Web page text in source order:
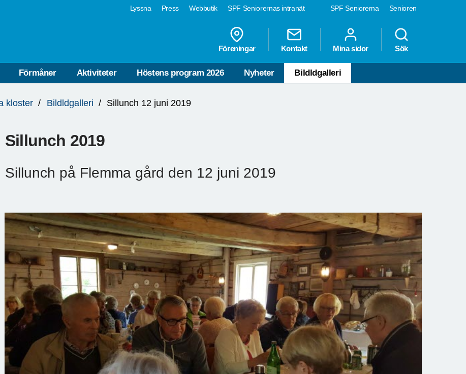
SPF Seniorerna Senioren
Lyssna Press Webbutik SPF Seniorernas intranät
Föreningar Kontakt Mina sidor Sök
Förmåner Aktiviteter Höstens program 2026 Nyheter Bildldgalleri
kloster Bildldgalleri Sillunch 12 juni 2019
Sillunch 2019
Sillunch på Flemma gård den 12 juni 2019